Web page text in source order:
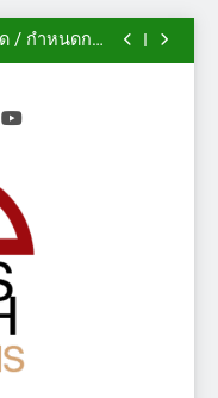
ดวอน ปี 2014
/ กำหนดการ
งานกิจกรรม
รีเริ่มต้นแล้ว!
วอน ปี 2014
/ กำหนดการ
ะดับ – เห็ดป่า